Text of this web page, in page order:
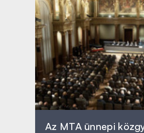
Az MTA ünnepi